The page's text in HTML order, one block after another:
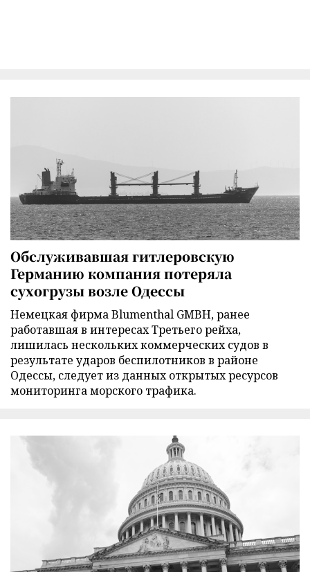
Обслуживавшая гитлеровскую
Германию компания потеряла
сухогрузы возле Одессы
Немецкая фирма Blumenthal GMBH, ранее
работавшая в интересах Третьего рейха,
лишилась нескольких коммерческих судов в
результате ударов беспилотников в районе
Одессы, следует из данных открытых ресурсов
мониторинга морского трафика.